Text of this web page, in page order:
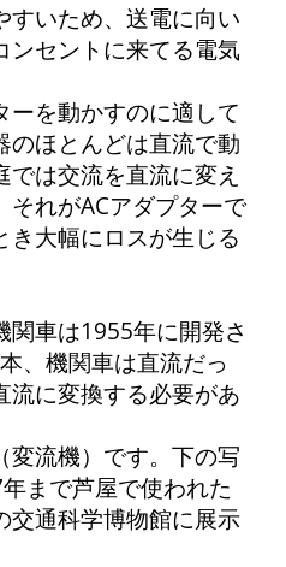
いため、送電に向い
ンセントに来てる電気
を動かすのに適して
のほとんどは直流で動
は交流を直流に変え
それがACアダプターで
き大幅にロスが生じる
車は1955年に開発さ
、機関車は直流だっ
流に変換する必要があ
流機）です。下の写
まで芦屋で使われた
交通科学博物館に展示